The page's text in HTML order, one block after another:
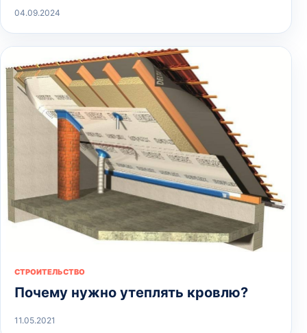
04.09.2024
СТРОИТЕЛЬСТВО
Почему нужно утеплять кровлю?
11.05.2021